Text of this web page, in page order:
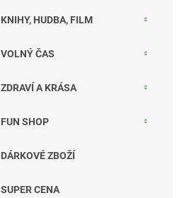
KNIHY, HUDBA, FILM
VOLNÝ ČAS
ZDRAVÍ A KRÁSA
FUN SHOP
DÁRKOVÉ ZBOŽÍ
SUPER CENA